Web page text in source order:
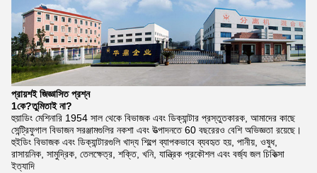
প্রায়শই জিজ্ঞাসিত প্রশ্ন
1কে?তুমিতাই না?
হুয়াডিং মেশিনারি 1954 সাল থেকে বিভাজক এবং ডিক্যান্টার প্রস্তুতকারক, আমাদের কাছে
সেন্ট্রিফুগাল বিভাজন সরঞ্জামগুলির নকশা এবং উত্পাদনতে 60 বছরেরও বেশি অভিজ্ঞতা রয়েছে।
হুইডিং বিভাজক এবং ডিক্যান্টারগুলি খাদ্য শিল্পে ব্যাপকভাবে ব্যবহৃত হয়, পানীয়, ওষুধ,
রাসায়নিক, সামুদ্রিক, তেলক্ষেত্র, শক্তি, খনি, যান্ত্রিক প্রকৌশল এবং বর্জ্য জল চিকিত্সা
ইত্যাদি